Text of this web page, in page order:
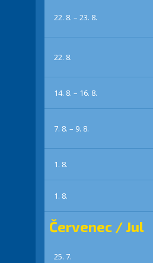
22. 8. – 23. 8.
22. 8.
14. 8. – 16. 8.
7. 8. – 9. 8.
1. 8.
1. 8.
Červenec / Jul
25. 7.